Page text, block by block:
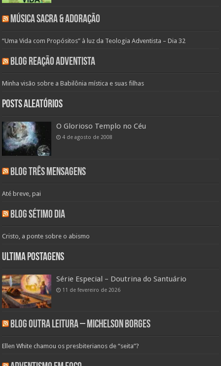
Música Sacra & Adoração
“Uma Vida com Propósitos” à luz da Teologia Adventista – Dia 32
Blog Reação Adventista
Minha visão sobre a Babilônia mística e suas filhas
Posts aleatórios
O Glorioso Templo no Céu
4 de agosto de 2008
Blog Três Mensagens
Até breve, pai
Blog Sétimo Dia
Cristo, a ponte sobre o abismo
Ultima Postagens
Série Especial – Doutrina do Santuário
11 de fevereiro de 2026
Blog Outra Leitura – Michelson Borges
Ellen White chamou os presbiterianos de “seita”?